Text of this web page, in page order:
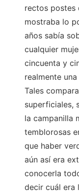
rectos postes
mostraba lo
años sabía
cualquier
cincuenta y
realmente
Tales
superficiales,
la campanilla
temblorosas
que haber
aún así era
conocerla
decir cuál era